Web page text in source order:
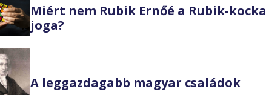
Miért nem Rubik Ernőé a Rubik-kocka
joga?
A leggazdagabb magyar családok